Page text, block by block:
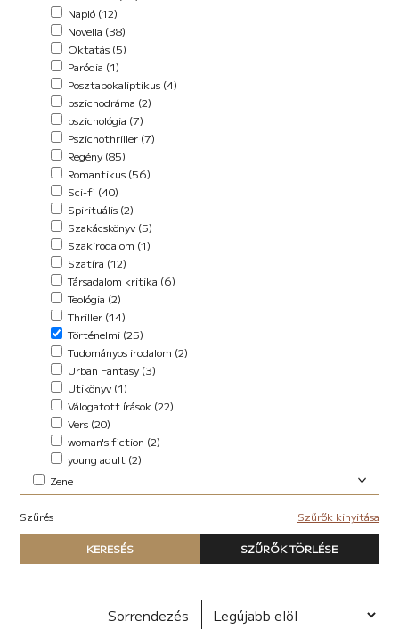
Válogatott írások (48)
Vers (17)
Napló (12)
Novella (38)
Oktatás (5)
Paródia (1)
Posztapokaliptikus (4)
pszichodráma (2)
pszichológia (7)
Pszichothriller (7)
Regény (85)
Romantikus (56)
Sci-fi (40)
Spirituális (2)
Szakácskönyv (5)
Szakirodalom (1)
Szatíra (12)
Társadalom kritika (6)
Teológia (2)
Thriller (14)
Történelmi (25)
Tudományos irodalom (2)
Urban Fantasy (3)
Utikönyv (1)
Válogatott írások (22)
Vers (20)
woman's fiction (2)
young adult (2)
Zene
Szűrés
Szűrők kinyitása
Típus
Nyomtatott könyv
KERESÉS SZŰRŐK TÖRLÉSE
Sorrendezés